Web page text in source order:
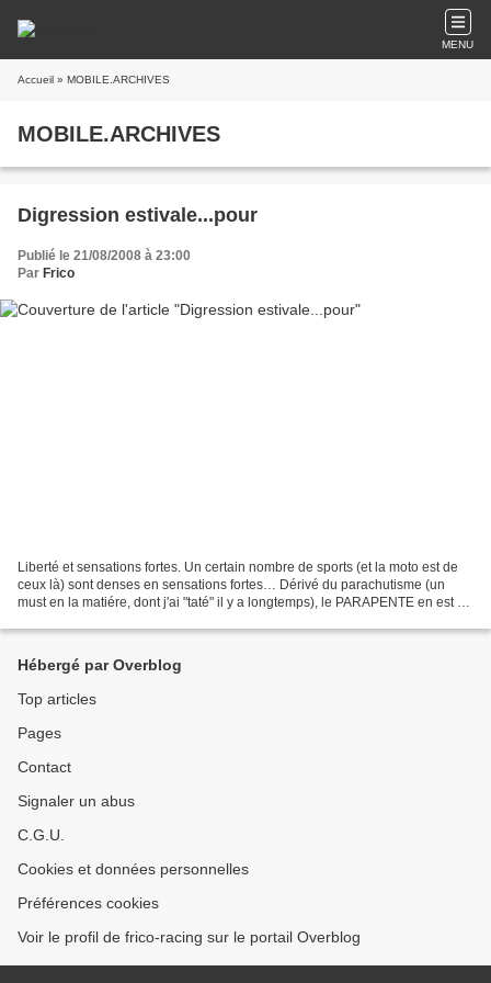
MENU
Accueil » MOBILE.ARCHIVES
MOBILE.ARCHIVES
Digression estivale...pour
Publié le 21/08/2008 à 23:00
Par Frico
Liberté et sensations fortes. Un certain nombre de sports (et la moto est de
ceux là) sont denses en sensations fortes… Dérivé du parachutisme (un
must en la matiére, dont j'ai "taté" il y a longtemps), le PARAPENTE en est un
Hébergé par Overblog
Top articles
Pages
Contact
Signaler un abus
C.G.U.
Cookies et données personnelles
Préférences cookies
Voir le profil de frico-racing sur le portail Overblog